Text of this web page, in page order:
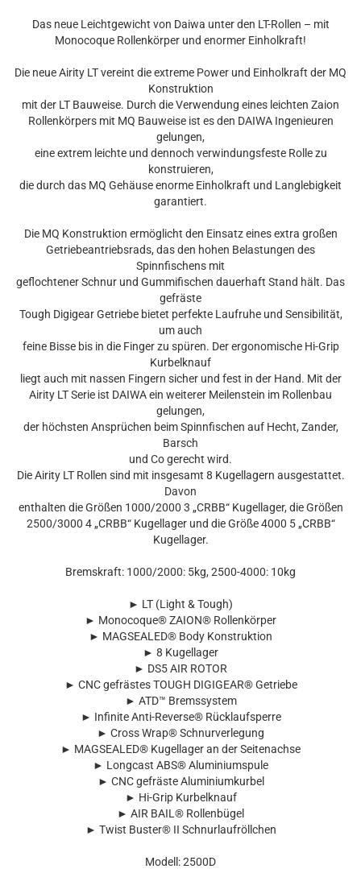
Das neue Leichtgewicht von Daiwa unter den LT-Rollen – mit
Monocoque Rollenkörper und enormer Einholkraft!
Die neue Airity LT vereint die extreme Power und Einholkraft der MQ
Konstruktion
mit der LT Bauweise. Durch die Verwendung eines leichten Zaion
Rollenkörpers mit MQ Bauweise ist es den DAIWA Ingenieuren
gelungen,
eine extrem leichte und dennoch verwindungsfeste Rolle zu
konstruieren,
die durch das MQ Gehäuse enorme Einholkraft und Langlebigkeit
garantiert.
Die MQ Konstruktion ermöglicht den Einsatz eines extra großen
Getriebeantriebsrads, das den hohen Belastungen des
Spinnfischens mit
geflochtener Schnur und Gummifischen dauerhaft Stand hält. Das
gefräste
Tough Digigear Getriebe bietet perfekte Laufruhe und Sensibilität,
um auch
feine Bisse bis in die Finger zu spüren. Der ergonomische Hi-Grip
Kurbelknauf
liegt auch mit nassen Fingern sicher und fest in der Hand. Mit der
Airity LT Serie ist DAIWA ein weiterer Meilenstein im Rollenbau
gelungen,
der höchsten Ansprüchen beim Spinnfischen auf Hecht, Zander,
Barsch
und Co gerecht wird.
Die Airity LT Rollen sind mit insgesamt 8 Kugellagern ausgestattet.
Davon
enthalten die Größen 1000/2000 3 „CRBB“ Kugellager, die Größen
2500/3000 4 „CRBB“ Kugellager und die Größe 4000 5 „CRBB“
Kugellager.
Bremskraft: 1000/2000: 5kg, 2500-4000: 10kg
► LT (Light & Tough)
► Monocoque® ZAION® Rollenkörper
► MAGSEALED® Body Konstruktion
► 8 Kugellager
► DS5 AIR ROTOR
► CNC gefrästes TOUGH DIGIGEAR® Getriebe
► ATD™ Bremssystem
► Infinite Anti-Reverse® Rücklaufsperre
► Cross Wrap® Schnurverlegung
► MAGSEALED® Kugellager an der Seitenachse
► Longcast ABS® Aluminiumspule
► CNC gefräste Aluminiumkurbel
► Hi-Grip Kurbelknauf
► AIR BAIL® Rollenbügel
► Twist Buster® II Schnurlaufröllchen
Modell: 2500D